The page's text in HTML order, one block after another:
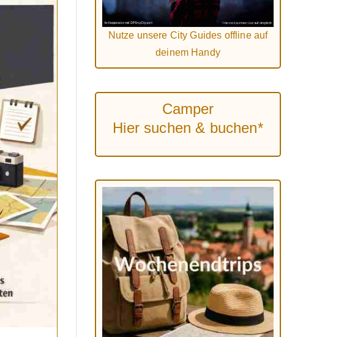
Nutze unsere City Guides offline auf
deinem Handy
Camper
Hier suchen & buchen*